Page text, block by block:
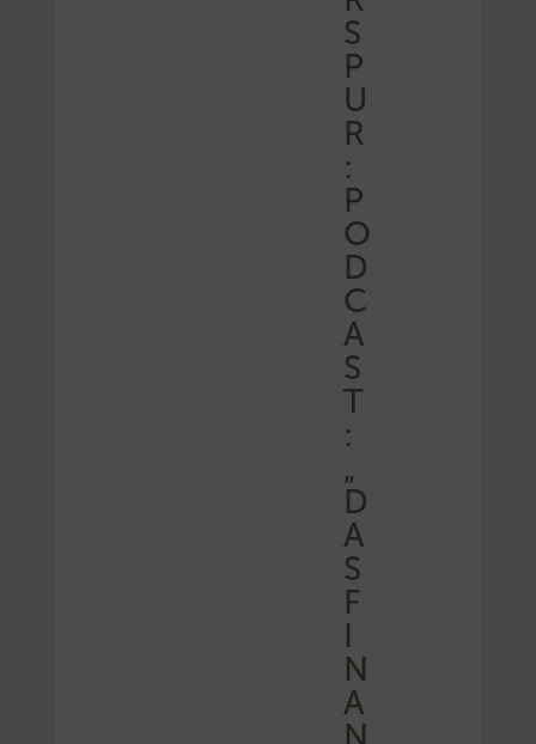
S
P
U
R
:
P
O
D
C
A
S
T
:
„
D
A
S
F
I
N
A